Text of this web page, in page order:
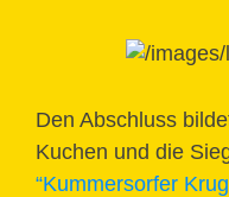
Den Abschluss
Kuchen und die
“Kummersorfer